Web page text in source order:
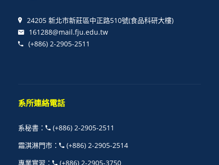
24205 新北市新莊區中正路510號(食品科研大樓)
161288@mail.fju.edu.tw
(+886) 2-2905-2511
系所連絡電話
系秘書 ：
(+886) 2-2905-2511
霜淇淋門市 ：
(+886) 2-2905-2514
專業實習 ： (+886) 2-2905-3750